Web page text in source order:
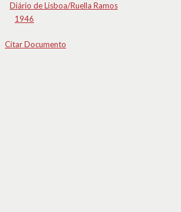
Diário de Lisboa/Ruella Ramos
1946
Citar Documento